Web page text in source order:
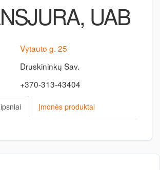
UAB
Vytauto g. 25
Druskininkų Sav.
+370-313-43404
Įmonės produktai